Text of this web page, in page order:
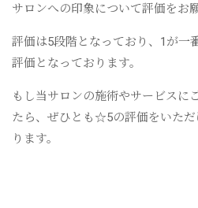
サロンへの印象について評価をお
評価は5段階となっており、1が
評価となっております。
もし当サロンの施術やサービスに
たら、ぜひとも☆5の評価をいた
ります。